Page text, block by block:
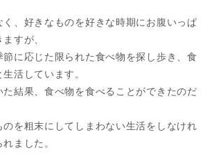
く、好きなものを好きな時期にお腹いっぱ
すが、
に応じた限られた食べ物を探し歩き、食
活しています。
た結果、食べ物を食べることができたのだ
を粗末にしてしまわない生活をしなけれ
ました。